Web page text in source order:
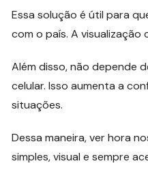
Essa solução é útil para
com o país. A
Além disso, não depende
celular. Isso aumenta a
situações.
Dessa maneira, ver hora
simples, visual e sempre